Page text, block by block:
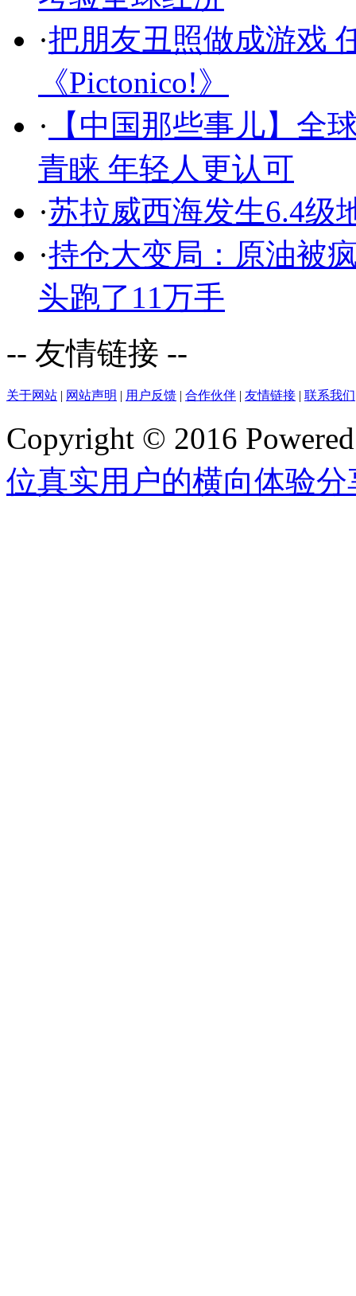
·把朋友丑照做成游戏
《Pictonico!》
· 【中国那些事儿】全
青睐 年轻人更认可
·苏拉威西海发生6.4级
·持仓大变局：原油被
头跑了11万手
-- 友情链接 --
关于网站 | 网站声明 | 用户反馈 | 合作伙伴 | 友情链接 | 联系我们
Copyright © 2016
位真实用户的横向体验分